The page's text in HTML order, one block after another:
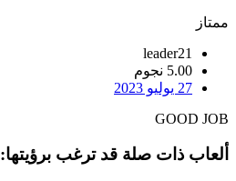
ممتاز
leader21
5.00 نجوم
27 يوليو 2023
GOOD JOB
ألعاب ذات صلة قد ترغب برؤيتها: